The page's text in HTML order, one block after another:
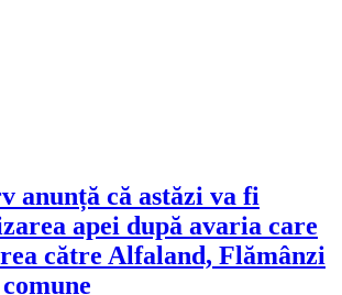
anunță că astăzi va fi
apei după avaria care
către Alfaland, Flămânzi